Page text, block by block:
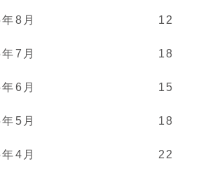
8月 12
7月 18
6月 15
5月 18
4月 22